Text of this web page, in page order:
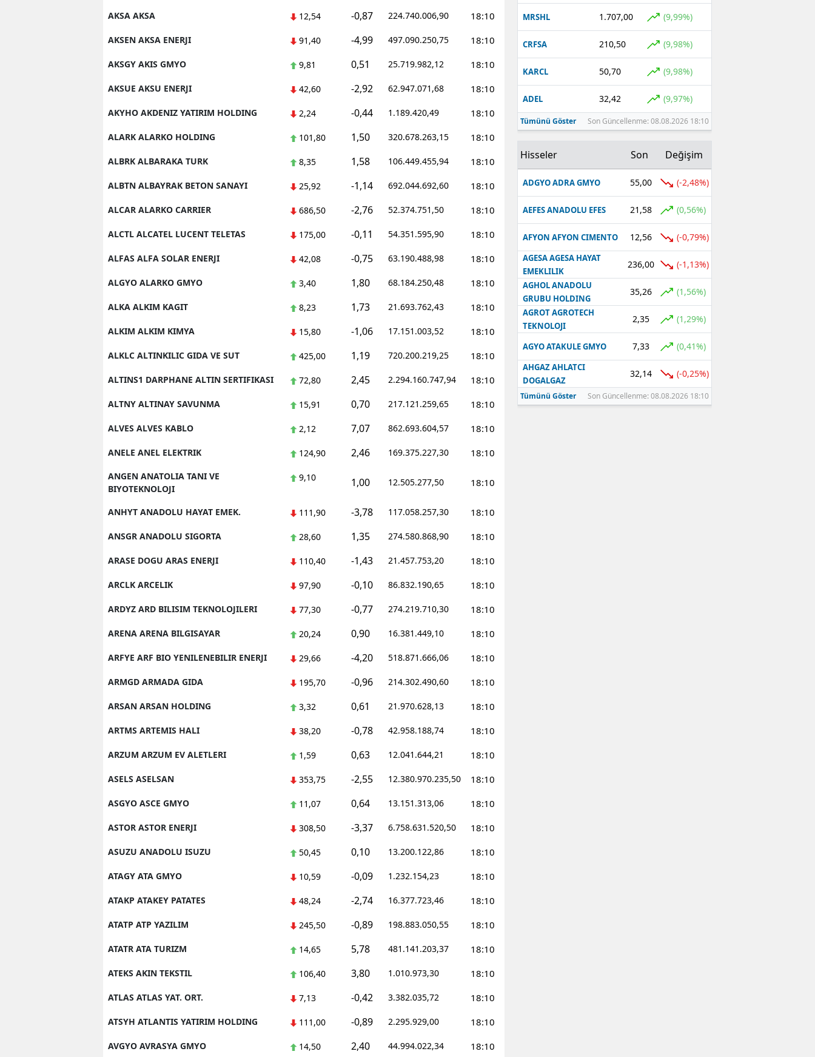
Manisa
Kahramanmaraş
Mardin
Muğla
Muş
Nevşehir
Niğde
Ordu
Rize
Sakarya
Samsun
Siirt
Sinop
Sivas
Tekirdağ
Tokat
Trabzon
Tunceli
Şanlıurfa
Uşak
Van
Yozgat
Zonguldak
Aksaray
Bayburt
Karaman
Kırıkkale
Batman
Şırnak
Bartın
Ardahan
Iğdır
Yalova
Karabük
Kilis
Osmaniye
Düzce
AKSA AKSA 12,54 -0,87 224.740.006,90 18:10
AKSEN AKSA ENERJI 91,40 -4,99 497.090.250,75 18:10
AKSGY AKIS GMYO 9,81 0,51 25.719.982,12 18:10
AKSUE AKSU ENERJI 42,60 -2,92 62.947.071,68 18:10
AKYHO AKDENIZ YATIRIM HOLDING 2,24 -0,44 1.189.420,49 18:10
ALARK ALARKO HOLDING 101,80 1,50 320.678.263,15 18:10
ALBRK ALBARAKA TURK 8,35 1,58 106.449.455,94 18:10
ALBTN ALBAYRAK BETON SANAYI 25,92 -1,14 692.044.692,60 18:10
ALCAR ALARKO CARRIER 686,50 -2,76 52.374.751,50 18:10
ALCTL ALCATEL LUCENT TELETAS 175,00 -0,11 54.351.595,90 18:10
ALFAS ALFA SOLAR ENERJI 42,08 -0,75 63.190.488,98 18:10
ALGYO ALARKO GMYO 3,40 1,80 68.184.250,48 18:10
ALKA ALKIM KAGIT 8,23 1,73 21.693.762,43 18:10
ALKIM ALKIM KIMYA 15,80 -1,06 17.151.003,52 18:10
ALKLC ALTINKILIC GIDA VE SUT 425,00 1,19 720.200.219,25 18:10
ALTINS1 DARPHANE ALTIN SERTIFIKASI 72,80 2,45 2.294.160.747,94 18:10
ALTNY ALTINAY SAVUNMA 15,91 0,70 217.121.259,65 18:10
ALVES ALVES KABLO 2,12 7,07 862.693.604,57 18:10
ANELE ANEL ELEKTRIK 124,90 2,46 169.375.227,30 18:10
ANGEN ANATOLIA TANI VE
BIYOTEKNOLOJI
9,10 1,00 12.505.277,50 18:10
ANHYT ANADOLU HAYAT EMEK. 111,90 -3,78 117.058.257,30 18:10
ANSGR ANADOLU SIGORTA 28,60 1,35 274.580.868,90 18:10
ARASE DOGU ARAS ENERJI 110,40 -1,43 21.457.753,20 18:10
ARCLK ARCELIK 97,90 -0,10 86.832.190,65 18:10
ARDYZ ARD BILISIM TEKNOLOJILERI 77,30 -0,77 274.219.710,30 18:10
ARENA ARENA BILGISAYAR 20,24 0,90 16.381.449,10 18:10
ARFYE ARF BIO YENILENEBILIR ENERJI 29,66 -4,20 518.871.666,06 18:10
ARMGD ARMADA GIDA 195,70 -0,96 214.302.490,60 18:10
ARSAN ARSAN HOLDING 3,32 0,61 21.970.628,13 18:10
ARTMS ARTEMIS HALI 38,20 -0,78 42.958.188,74 18:10
ARZUM ARZUM EV ALETLERI 1,59 0,63 12.041.644,21 18:10
ASELS ASELSAN 353,75 -2,55 12.380.970.235,50 18:10
ASGYO ASCE GMYO 11,07 0,64 13.151.313,06 18:10
ASTOR ASTOR ENERJI 308,50 -3,37 6.758.631.520,50 18:10
ASUZU ANADOLU ISUZU 50,45 0,10 13.200.122,86 18:10
ATAGY ATA GMYO 10,59 -0,09 1.232.154,23 18:10
ATAKP ATAKEY PATATES 48,24 -2,74 16.377.723,46 18:10
ATATP ATP YAZILIM 245,50 -0,89 198.883.050,55 18:10
ATATR ATA TURIZM 14,65 5,78 481.141.203,37 18:10
ATEKS AKIN TEKSTIL 106,40 3,80 1.010.973,30 18:10
ATLAS ATLAS YAT. ORT. 7,13 -0,42 3.382.035,72 18:10
ATSYH ATLANTIS YATIRIM HOLDING 111,00 -0,89 2.295.929,00 18:10
AVGYO AVRASYA GMYO 14,50 2,40 44.994.022,34 18:10
MRSHL 1.707,00 (9,99%)
CRFSA 210,50 (9,98%)
KARCL 50,70 (9,98%)
ADEL 32,42 (9,97%)
Tümünü Göster Son Güncellenme: 08.08.2026 18:10
Hisseler Son Değişim
ADGYO ADRA GMYO 55,00 (-2,48%)
AEFES ANADOLU EFES 21,58 (0,56%)
AFYON AFYON CIMENTO 12,56 (-0,79%)
AGESA AGESA HAYAT
EMEKLILIK
236,00 (-1,13%)
AGHOL ANADOLU
GRUBU HOLDING
35,26 (1,56%)
AGROT AGROTECH
TEKNOLOJI
2,35 (1,29%)
AGYO ATAKULE GMYO 7,33 (0,41%)
AHGAZ AHLATCI
DOGALGAZ
32,14 (-0,25%)
Tümünü Göster Son Güncellenme: 08.08.2026 18:10